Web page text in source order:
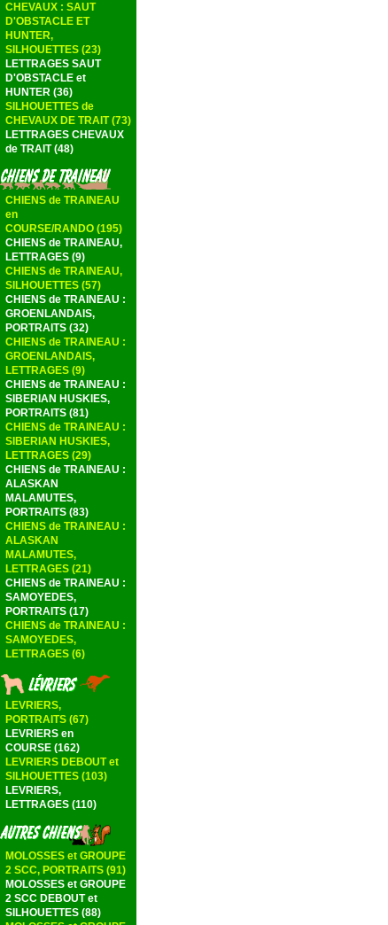
CHEVAUX : SAUT
D'OBSTACLE ET
HUNTER,
SILHOUETTES (23)
LETTRAGES SAUT
D'OBSTACLE et
HUNTER (36)
SILHOUETTES de
CHEVAUX DE TRAIT (73)
LETTRAGES CHEVAUX
de TRAIT (48)
CHIENS de TRAINEAU
en
COURSE/RANDO (195)
CHIENS de TRAINEAU,
LETTRAGES (9)
CHIENS de TRAINEAU,
SILHOUETTES (57)
CHIENS de TRAINEAU :
GROENLANDAIS,
PORTRAITS (32)
CHIENS de TRAINEAU :
GROENLANDAIS,
LETTRAGES (9)
CHIENS de TRAINEAU :
SIBERIAN HUSKIES,
PORTRAITS (81)
CHIENS de TRAINEAU :
SIBERIAN HUSKIES,
LETTRAGES (29)
CHIENS de TRAINEAU :
ALASKAN
MALAMUTES,
PORTRAITS (83)
CHIENS de TRAINEAU :
ALASKAN
MALAMUTES,
LETTRAGES (21)
CHIENS de TRAINEAU :
SAMOYEDES,
PORTRAITS (17)
CHIENS de TRAINEAU :
SAMOYEDES,
LETTRAGES (6)
LEVRIERS,
PORTRAITS (67)
LEVRIERS en
COURSE (162)
LEVRIERS DEBOUT et
SILHOUETTES (103)
LEVRIERS,
LETTRAGES (110)
MOLOSSES et GROUPE
2 SCC, PORTRAITS (91)
MOLOSSES et GROUPE
2 SCC DEBOUT et
SILHOUETTES (88)